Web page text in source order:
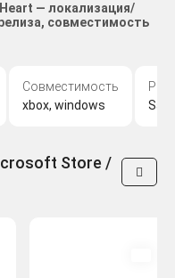
— локализация/
совместимость
Совместимость
xbox, windows
Store /